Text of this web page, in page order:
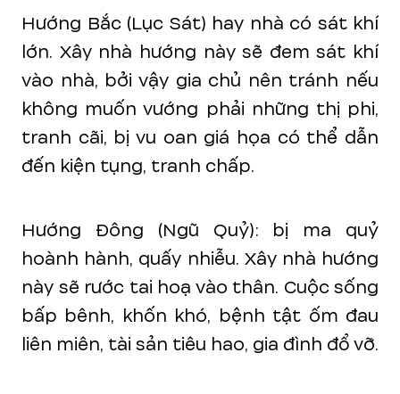
Hướng Bắc (Lục Sát) hay nhà có sát khí
lớn. Xây nhà hướng này sẽ đem sát khí
vào nhà, bởi vậy gia chủ nên tránh nếu
không muốn vướng phải những thị phi,
tranh cãi, bị vu oan giá họa có thể dẫn
đến kiện tụng, tranh chấp.
Hướng Đông (Ngũ Quỷ): bị ma quỷ
hoành hành, quấy nhiễu. Xây nhà hướng
này sẽ rước tai hoạ vào thân. Cuộc sống
bấp bênh, khốn khó, bệnh tật ốm đau
liên miên, tài sản tiêu hao, gia đình đổ vỡ.